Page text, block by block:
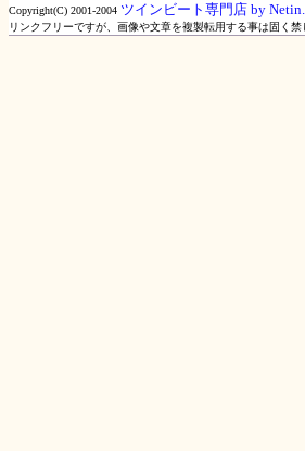
Copyright(C) 2001-2004 ツインビート専門店 by Netin.
リンクフリーですが、画像や文章を複製転用する事は固く禁